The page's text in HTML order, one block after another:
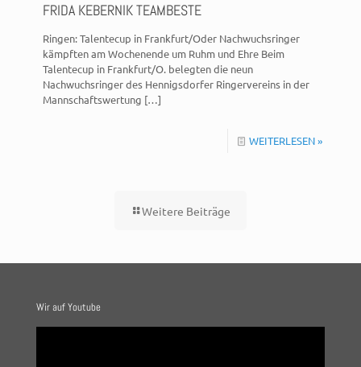
FRIDA KEBERNIK TEAMBESTE
Ringen: Talentecup in Frankfurt/Oder Nachwuchsringer
kämpften am Wochenende um Ruhm und Ehre Beim
Talentecup in Frankfurt/O. belegten die neun
Nachwuchsringer des Hennigsdorfer Ringervereins in der
Mannschaftswertung […]
WEITERLESEN »
Weitere Beiträge
Wir auf Youtube